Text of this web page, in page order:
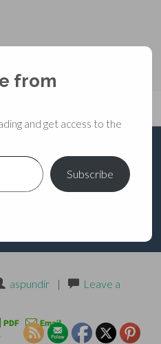
लक्ष्म्याः
aspundir |
Leave a
from
and get access to the
Subscribe